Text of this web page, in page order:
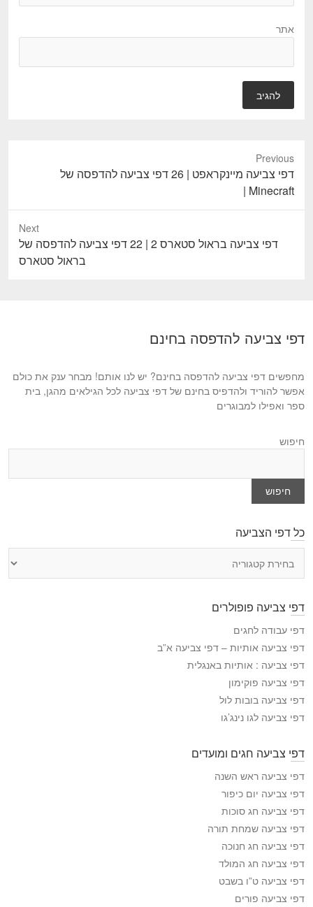
אתר
Previous
P
r
e
s
:
דפי צביעה מיינקראפט | 26 דפי צביעה להדפסה של
Minecraft |
Next
s
:
דפי צביעה בראול סטארס 2 | 22 דפי צביעה להדפסה של
בראול סטארס
דפי צביעה להדפסה בחינם
מחפשים דפי צביעה להדפסה בחינם? יש לנו אותם! מבחר ענק את כולם
אפשר להוריד ולהדפיס בחינם של דפי צביעה לכל הגילאים מהגן, בית
ספר ואפילו למבוגרים
חיפוש
חיפוש
כל דפי הצביעה
י
ה
צ
י
ע
ה
דפי צביעה פופולרים
דפי עבודה לחגים
דפי צביעה אותיות – דפי צביעה א”ב
דפי צביעה : אותיות באנגלית
דפי צביעה פוקימון
דפי צביעה בובות לול
דפי צביעה לגו נינג’גו
דפי צביעה חגים ומועדים
דפי צביעה ראש השנה
דפי צביעה יום כיפור
דפי צביעה חג סוכות
דפי צביעה שמחת תורה
דפי צביעה חג חנוכה
דפי צביעה חג המולד
דפי צביעה ט”ו בשבט
דפי צביעה פורים